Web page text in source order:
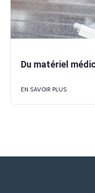
Du matériel
EN SAVOIR PLUS